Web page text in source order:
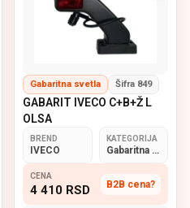
Gabaritna svetla Šifra 849
GABARIT IVECO C+B+Ž L
OLSA
BREND
IVECO
KATEGORIJA
Gabaritna svetla
CENA
4 410 RSD B2B cena?